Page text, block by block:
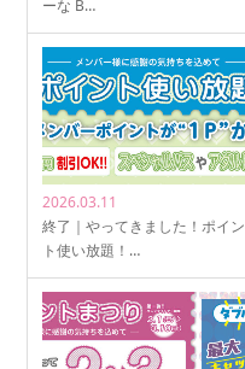
ーな B…
2026.03.11
終了｜やってきました！ポイン
ト使い放題！…